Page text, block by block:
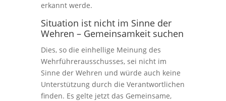
erkannt werde.
Situation ist nicht im Sinne der
Wehren – Gemeinsamkeit suchen
Dies, so die einhellige Meinung des
Wehrführerausschusses, sei nicht im
Sinne der Wehren und würde auch keine
Unterstützung durch die Verantwortlichen
finden. Es gelte jetzt das Gemeinsame,